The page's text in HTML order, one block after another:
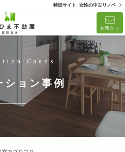
特設サイト: 女性の中古リノベ
お問合せ
Cases
ション事例